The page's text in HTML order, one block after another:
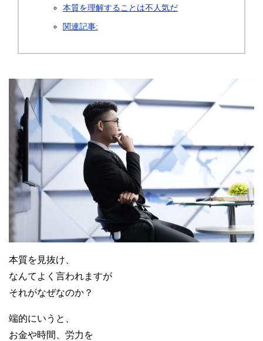
本質を理解することは不人気だ
関連記事:
本質を見抜け、
なんてよく言われますが
それがなぜなのか？
端的にいうと、
お金や時間、労力を